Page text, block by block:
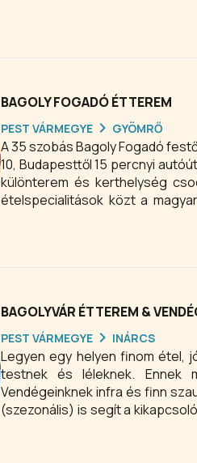
BAGOLY FOGADÓ ÉTTEREM
PEST VÁRMEGYE GYÖMRŐ
A 35 szobás Bagoly Fogadó festői környezetben, a gyömrői tó partján, a Liszt Ferenc Repülőtértől
10, Budapesttől 15 percnyi autóútra található. A szobák, a 175 fő
különterem és kerthelység
ételspecialitások közt a
BAGOLYVÁR ÉTTEREM &
PEST VÁRMEGYE INÁRCS
Legyen egy helyen finom étel,
testnek és léleknek. Ennek
Vendégeinknek infra és finn
(szezonális) is segít a